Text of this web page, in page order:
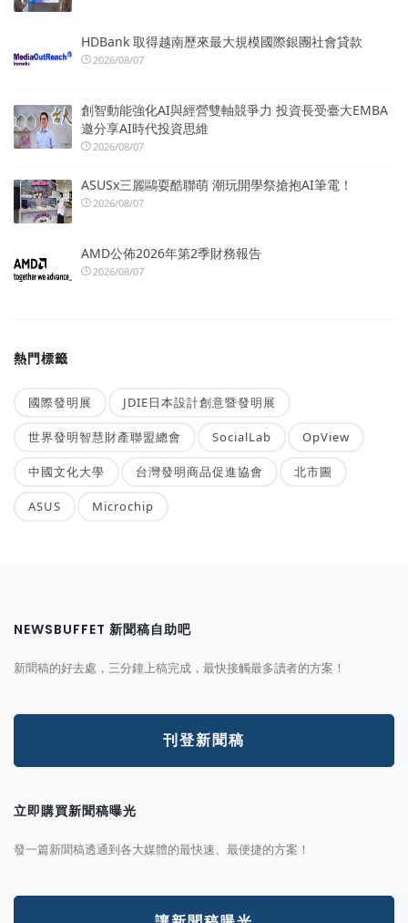
HDBank 取得越南歷來最大規模國際銀團社會貸款
2026/08/07
創智動能強化AI與經營雙軸競爭力 投資長受臺大EMBA
邀分享AI時代投資思維
2026/08/07
ASUSx三麗鷗耍酷聯萌 潮玩開學祭搶抱AI筆電！
2026/08/07
AMD公佈2026年第2季財務報告
2026/08/07
熱門標籤
國際發明展 JDIE日本設計創意暨發明展
世界發明智慧財產聯盟總會 SocialLab OpView
中國文化大學 台灣發明商品促進協會 北市圖
ASUS Microchip
NEWSBUFFET 新聞稿自助吧
新聞稿的好去處，三分鐘上稿完成，最快接觸最多讀者的方案！
刊登新聞稿
立即購買新聞稿曝光
發一篇新聞稿透通到各大媒體的最快速、最便捷的方案！